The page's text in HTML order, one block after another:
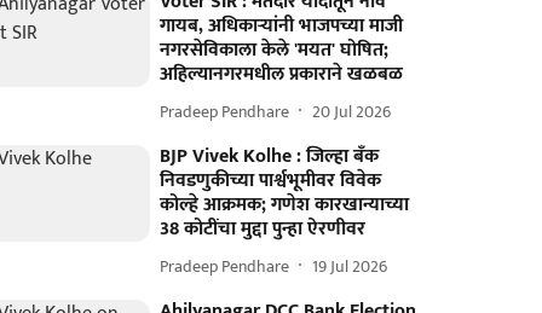
गायब, अधिकाऱ्यांनी भाजपच्या माजी
नगरसेविकाला केले 'मयत' घोषित;
अहिल्यानगरमधील प्रकाराने खळबळ
Pradeep Pendhare 20 Jul 2026
BJP Vivek Kolhe : जिल्हा बँक
निवडणुकीच्या पार्श्वभूमीवर विवेक
कोल्हे आक्रमक; गणेश कारखान्याच्या
38 कोटींचा मुद्दा पुन्हा ऐरणीवर
Pradeep Pendhare 19 Jul 2026